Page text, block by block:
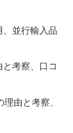
並行輸入品
考察、口コ
由と考察、